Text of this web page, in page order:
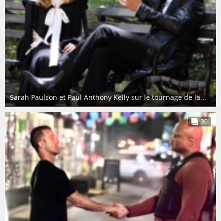
Sarah Paulson et Paul Anthony Kelly sur le tournage de la...
30